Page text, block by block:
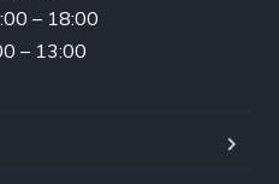
– 18:00
– 13:00